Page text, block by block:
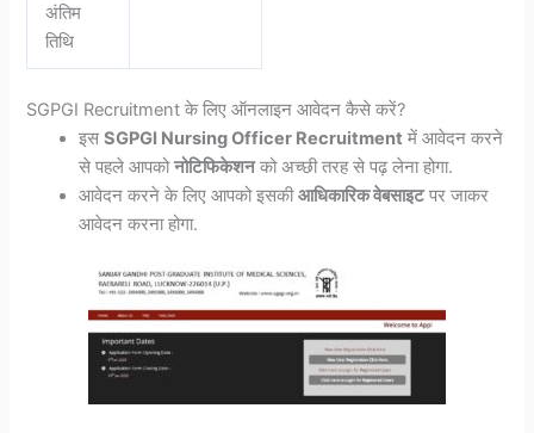
अंतिम
तिथि
SGPGI Recruitment के लिए ऑनलाइन आवेदन कैसे करें?
इसSGPGI Nursing Officer Recruitment में आवेदन करने
से पहले आपकोनोटिफिकेशनको अच्छी तरह से पढ़ लेना होगा.
आवेदन करने के लिए आपको इसकीआधिकारिक वेबसाइटपर जाकर
आवेदन करना होगा.